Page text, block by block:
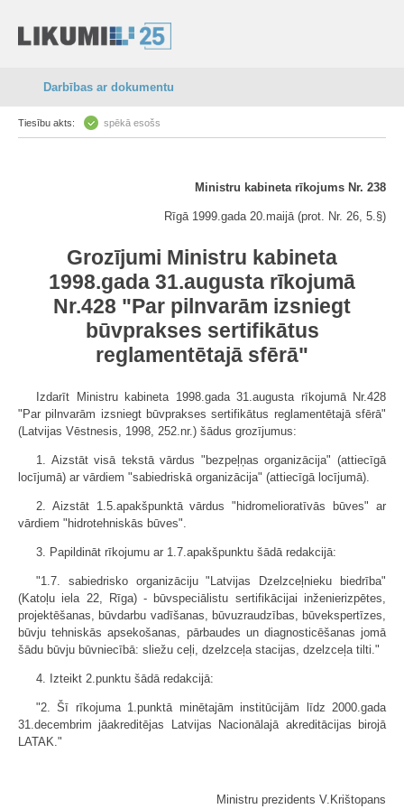
Darbības ar dokumentu
Tiesību akts: spēkā esošs
Ministru kabineta rīkojums Nr. 238
Rīgā 1999.gada 20.maijā (prot. Nr. 26, 5.§)
Grozījumi Ministru kabineta
1998.gada 31.augusta rīkojumā
Nr.428 "Par pilnvarām izsniegt
būvprakses sertifikātus
reglamentētajā sfērā"
Izdarīt Ministru kabineta 1998.gada 31.augusta rīkojumā Nr.428
"Par pilnvarām izsniegt būvprakses sertifikātus reglamentētajā sfērā"
(Latvijas Vēstnesis, 1998, 252.nr.) šādus grozījumus:
1. Aizstāt visā tekstā vārdus "bezpeļņas organizācija" (attiecīgā
locījumā) ar vārdiem "sabiedriskā organizācija" (attiecīgā locījumā).
2. Aizstāt 1.5.apakšpunktā vārdus "hidromelioratīvās būves" ar
vārdiem "hidrotehniskās būves".
3. Papildināt rīkojumu ar 1.7.apakšpunktu šādā redakcijā:
"1.7. sabiedrisko organizāciju "Latvijas Dzelzceļnieku biedrība"
(Katoļu iela 22, Rīga) - būvspeciālistu sertifikācijai inženierizpētes,
projektēšanas, būvdarbu vadīšanas, būvuzraudzības, būvekspertīzes,
būvju tehniskās apsekošanas, pārbaudes un diagnosticēšanas jomā
šādu būvju būvniecībā: sliežu ceļi, dzelzceļa stacijas, dzelzceļa tilti."
4. Izteikt 2.punktu šādā redakcijā:
"2. Šī rīkojuma 1.punktā minētajām institūcijām līdz 2000.gada
31.decembrim jāakreditējas Latvijas Nacionālajā akreditācijas birojā
LATAK."
Ministru prezidents V.Krištopans